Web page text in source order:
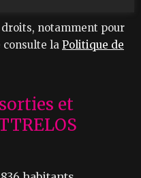
notamment pour
consulte la Politique de
et